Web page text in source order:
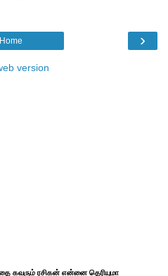
›
Home
version
கவரும் ரசிகன் என்னை தெரியுமா